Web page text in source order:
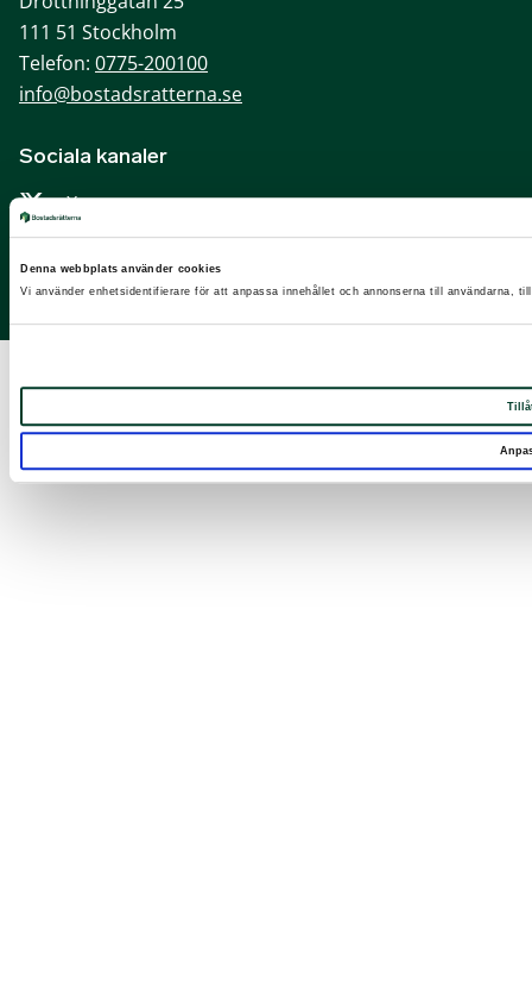
Denna webbplats använder cookies
Vi använder enhetsidentifierare för att anpassa innehållet och annonserna till användarna,
111 51 Stockholm
Telefon: 0775-200100
info@bostadsratterna.se
Sociala kanaler
X
Facebook
LinkedIn
Instagram